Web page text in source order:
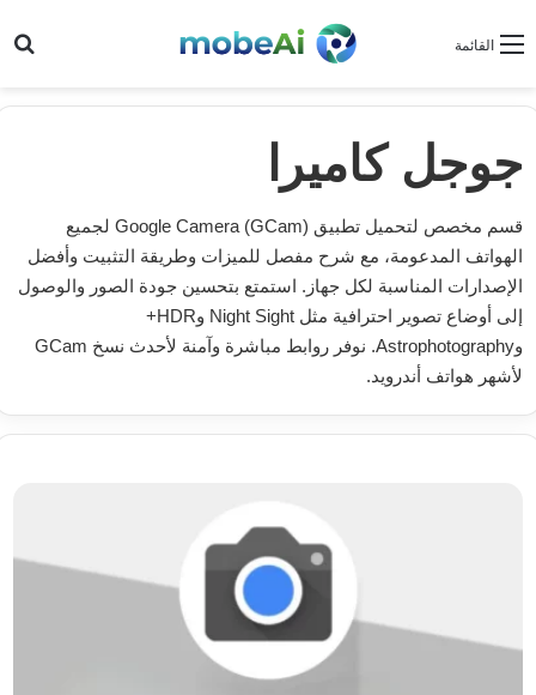
القائمة
جوجل كاميرا
قسم مخصص لتحميل تطبيق Google Camera (GCam) لجميع
الهواتف المدعومة، مع شرح مفصل للميزات وطريقة التثبيت وأفضل
الإصدارات المناسبة لكل جهاز. استمتع بتحسين جودة الصور والوصول
إلى أوضاع تصوير احترافية مثل Night Sight وHDR+
وAstrophotography. نوفر روابط مباشرة وآمنة لأحدث نسخ GCam
لأشهر هواتف أندرويد.